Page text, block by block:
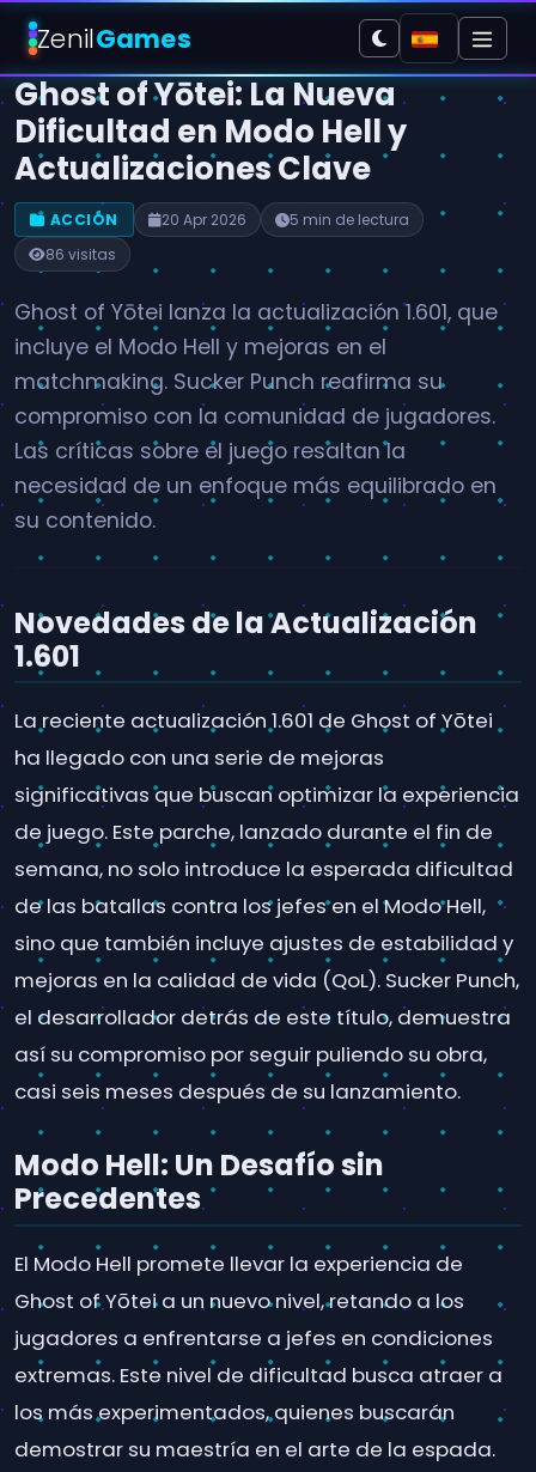
ZenilGames
Ghost of Yōtei: La Nueva
Dificultad en Modo Hell y
Actualizaciones Clave
ACCIÓN 20 Apr 2026
5 min de lectura
86 visitas
Ghost of Yōtei lanza la actualización 1.601, que
incluye el Modo Hell y mejoras en el
matchmaking. Sucker Punch reafirma su
compromiso con la comunidad de jugadores.
Las críticas sobre el juego resaltan la
necesidad de un enfoque más equilibrado en
su contenido.
Novedades de la Actualización
1.601
La reciente actualización 1.601 de Ghost of Yōtei
ha llegado con una serie de mejoras
significativas que buscan optimizar la experiencia
de juego. Este parche, lanzado durante el fin de
semana, no solo introduce la esperada dificultad
de las batallas contra los jefes en el Modo Hell,
sino que también incluye ajustes de estabilidad y
mejoras en la calidad de vida (QoL). Sucker Punch,
el desarrollador detrás de este título, demuestra
así su compromiso por seguir puliendo su obra,
casi seis meses después de su lanzamiento.
Modo Hell: Un Desafío sin
Precedentes
El Modo Hell promete llevar la experiencia de
Ghost of Yōtei a un nuevo nivel, retando a los
jugadores a enfrentarse a jefes en condiciones
extremas. Este nivel de dificultad busca atraer a
los más experimentados, quienes buscarán
demostrar su maestría en el arte de la espada.